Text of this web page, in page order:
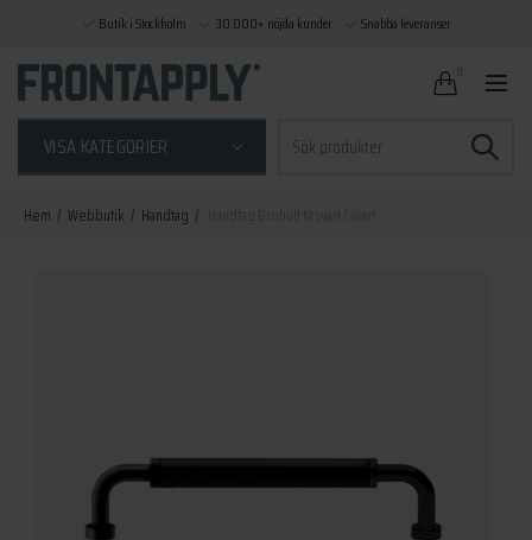
VISA KATEGORIER
efter:
Hem Webbutik Handtag
Butik i Stockholm 30.000+ nöjda kunder Snabba leveranser